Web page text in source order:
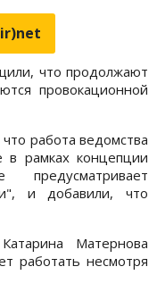
что продолжают
провокационной
работа ведомства
рамках концепции
предусматривает
и добавили, что
Матернова
работать несмотря